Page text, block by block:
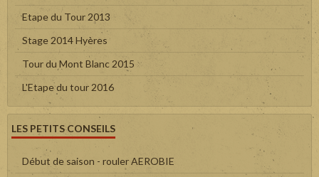
Etape du Tour 2013
Stage 2014 Hyères
Tour du Mont Blanc 2015
L'Etape du tour 2016
LES PETITS CONSEILS
Début de saison - rouler AEROBIE